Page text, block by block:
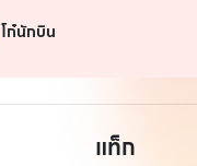
โก๋นักบิน
แท็ก